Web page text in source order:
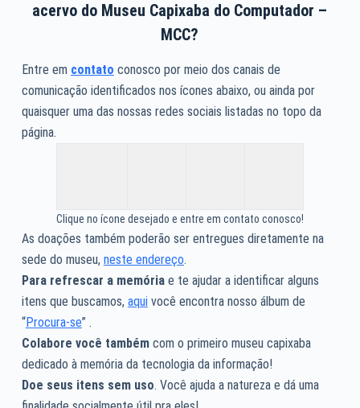
acervo do Museu Capixaba do Computador –
MCC?
Entre em contato conosco por meio dos canais de
comunicação identificados nos ícones abaixo, ou ainda por
quaisquer uma das nossas redes sociais listadas no topo da
página.
Clique no ícone desejado e entre em contato conosco!
As doações também poderão ser entregues diretamente na
sede do museu, neste endereço.
Para refrescar a memóriae te ajudar a identificar alguns
itens que buscamos, aquivocê encontra nosso álbum de
“Procura-se” .
Colabore você tambémcom o primeiro museu capixaba
dedicado à memória da tecnologia da informação!
Doe seus itens sem uso. Você ajuda a natureza e dá uma